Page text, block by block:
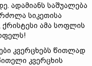
ადამიანს საშუალება
სიკეთისა
ამა სოფლის
კვერცხებს წითლად
კვერცხის